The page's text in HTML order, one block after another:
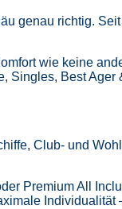
genau richtig.
wie keine
Singles, Best Ager
Club- und
Premium All
Individualität